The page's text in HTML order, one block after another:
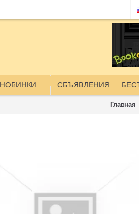
НОВИНКИ ОБЪЯВЛЕНИЯ
Главная